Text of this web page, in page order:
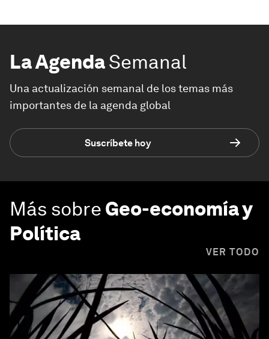
La AgendaSemanal
Una actualización semanal de los temas más
importantes de la agenda global
Suscríbete hoy
Más sobre Geo-economía y
Política
VER TODO